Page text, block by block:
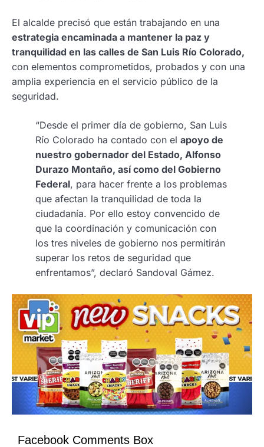
El alcalde precisó que están trabajando en una
estrategia encaminada a mantener la paz y
tranquilidad en las calles de San Luis Río Colorado,
con elementos comprometidos, probados y con una
amplia experiencia en el servicio público de la
seguridad.
“Desde el primer día de gobierno, San Luis
Río Colorado ha contado con el apoyo de
nuestro gobernador del Estado, Alfonso
Durazo Montaño, así como del Gobierno
Federal, para hacer frente a los problemas
que afectan la tranquilidad de toda la
ciudadanía. Por ello estoy convencido de
que la coordinación y comunicación con
los tres niveles de gobierno nos permitirán
superar los retos de seguridad que
enfrentamos”, declaró Sandoval Gámez.
Facebook Comments Box